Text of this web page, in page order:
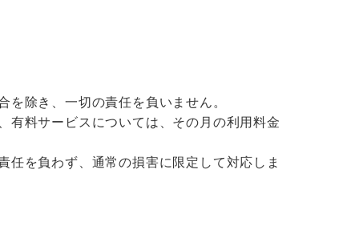
除き、一切の責任を負いません。
有料サービスについては、その月の利用料金
を負わず、通常の損害に限定して対応しま